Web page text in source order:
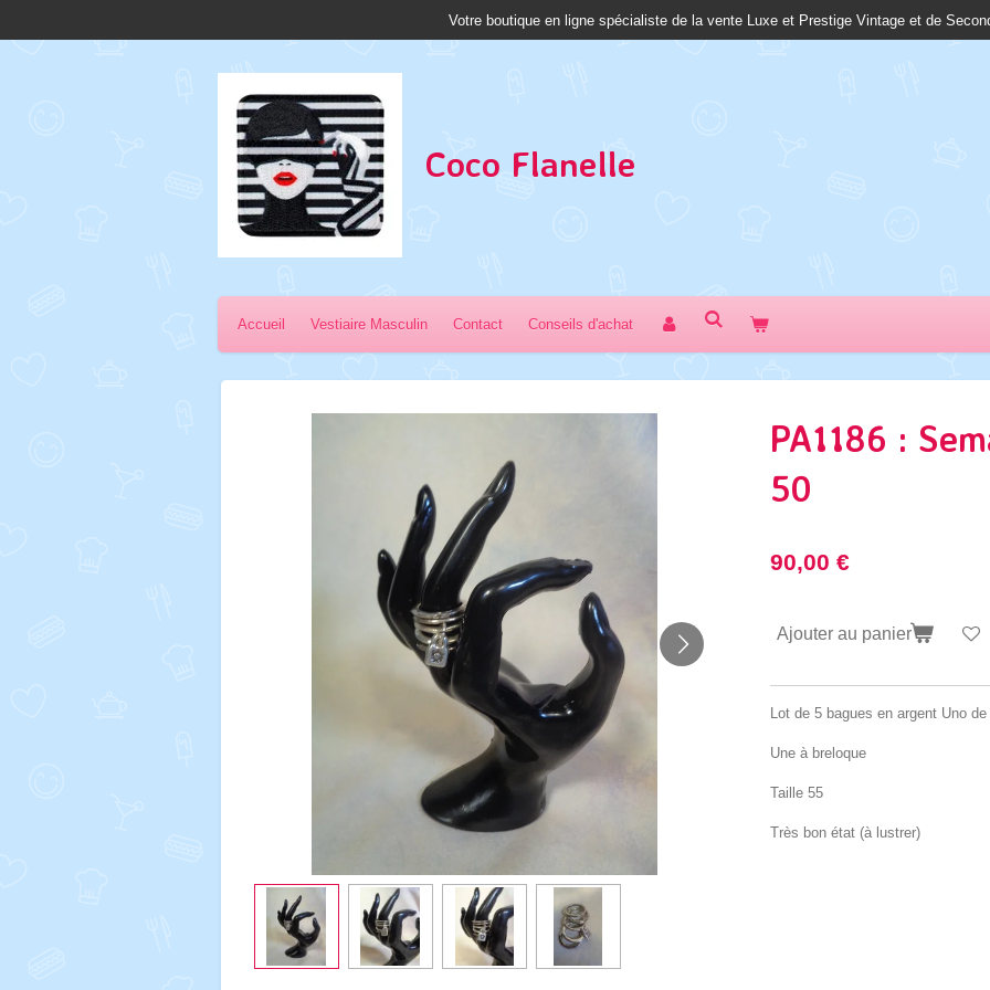
Votre boutique en ligne spécialiste de la vente Luxe et Prestige Vintage et de
Coco Flanelle
Accueil Vestiaire Masculin Contact Conseils d'achat
PA1186 :
50
90,00 €
Ajouter au panier
Lot de 5 bagues en argent Uno de
Une à breloque
Taille 55
Très bon état (à lustrer)